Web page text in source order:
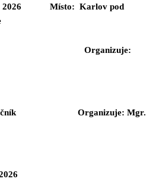
1. 2026 Místo: Karlov pod
ročníku Organizuje:
ročník Organizuje: Mgr.
2026